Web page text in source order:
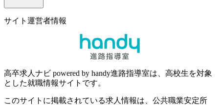
サイト運営者情報
高卒求人ナビ powered by handy進路指導室は、高校生を対象
とした就職情報サイトです。
このサイトに掲載されている求人情報は、公共職業安定所